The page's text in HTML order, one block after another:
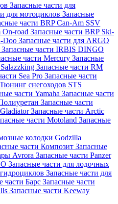
Запасные части для
для мотоциклов Запасные
части BRP Can-Am SSV
On-road Запасные части BRP Ski-
Doo Запасные части для ARGO
Запасные части IRBIS DINGO
части Mercury Запасные
Запасные части RM
Sea Pro Запасные части
Тюнинг снегоходов STS
части Yamaha Запасные части
Запасные части
Запасные части Arctic
части Motoland Запасные
колодки Godzilla
части Композит Запасные
Avrora Запасные части Panzer
Запасные части для лодочных
Запасные части для
части Барс Запасные части
Запасные части Keeway